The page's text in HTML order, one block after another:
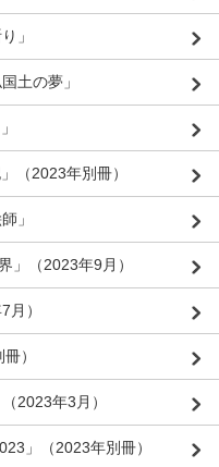
」
土の夢」
（2023年別冊）
」
」（2023年9月）
）
）
2023年3月）
」（2023年別冊）